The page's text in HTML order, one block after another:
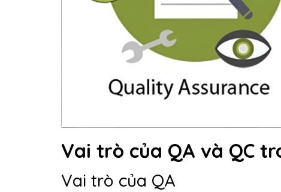
Vai trò của QA và QC
Vai trò của QA